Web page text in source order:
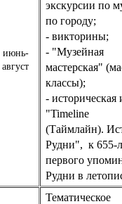
июнь-
август
экскурсии по
по городу;
- викторины;
- "Музейная
мастерская"
классы);
- историческая
"Timeline
(Таймлайн).
Рудни", к 655-
первого
Рудни в
Тематическое